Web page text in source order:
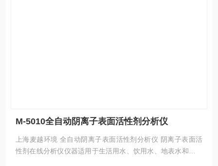
M-5010全自动阴离子表面活性剂分析仪
上海麦越环境 全自动阴离子表面活性剂分析仪 阴离子表面活
性剂在线分析仪仪器适用于生活用水、饮用水、地表水和处理